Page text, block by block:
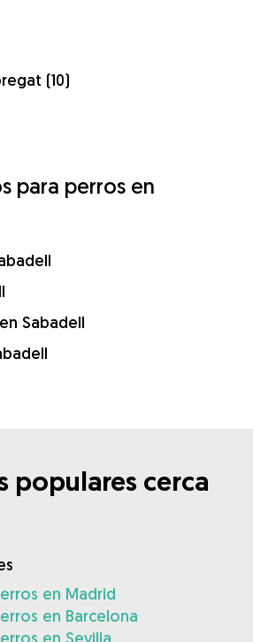
(10)
para perros en
Sabadell
populares cerca
en Madrid
en Barcelona